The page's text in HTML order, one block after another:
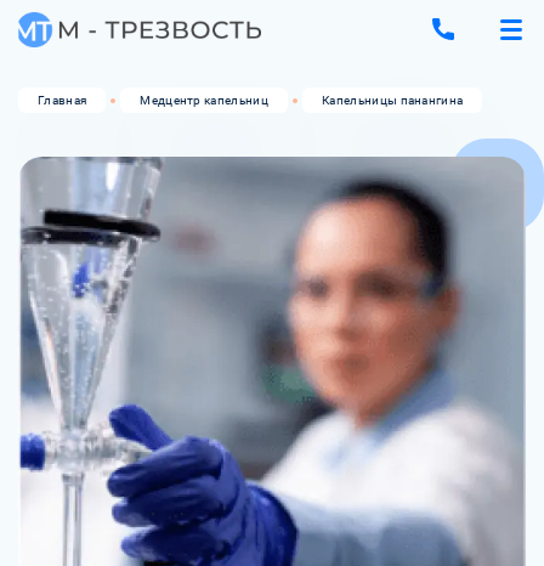
Главная Медцентр капельниц Капельницы панангина